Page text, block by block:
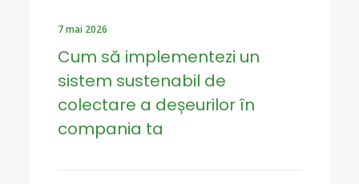
7 mai 2026
Cum să implementezi un
sistem sustenabil de
colectare a deșeurilor în
compania ta